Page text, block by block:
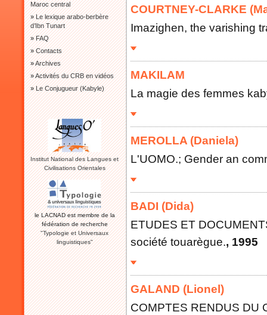
Maroc central
»Le lexique arabo-berbère
d’Ibn Tunart
»FAQ
»Contacts
»Archives
»Activités du CRB en vidéos
»Le Conjugueur (Kabyle)
Institut National des Langues et
Civilisations Orientales
le LACNAD est membre de la
fédération de recherche
"Typologie et Universaux
linguistiques"
COURTNEY-CLARKE
Imazighen, the varishing
MAKILAM
La magie des femmes
MEROLLA (Daniela)
L'UOMO.; Gender an
BADI (Dida)
ETUDES ET
société touarègue., 1995
GALAND (Lionel)
COMPTES RENDUS DU